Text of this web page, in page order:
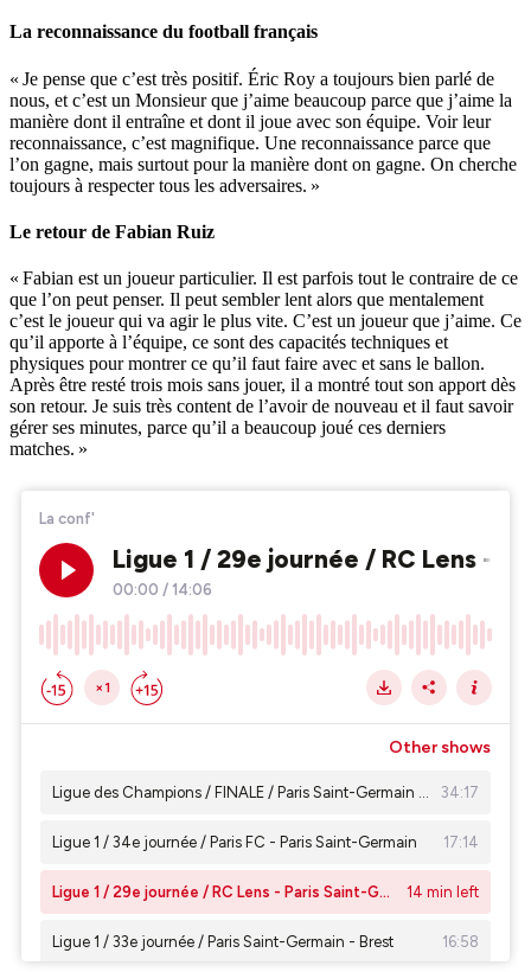
La reconnaissance du football français
« Je pense que c’est très positif. Éric Roy a toujours bien parlé de
nous, et c’est un Monsieur que j’aime beaucoup parce que j’aime la
manière dont il entraîne et dont il joue avec son équipe. Voir leur
reconnaissance, c’est magnifique. Une reconnaissance parce que
l’on gagne, mais surtout pour la manière dont on gagne. On cherche
toujours à respecter tous les adversaires. »
Le retour de Fabian Ruiz
« Fabian est un joueur particulier. Il est parfois tout le contraire de ce
que l’on peut penser. Il peut sembler lent alors que mentalement
c’est le joueur qui va agir le plus vite. C’est un joueur que j’aime. Ce
qu’il apporte à l’équipe, ce sont des capacités techniques et
physiques pour montrer ce qu’il faut faire avec et sans le ballon.
Après être resté trois mois sans jouer, il a montré tout son apport dès
son retour. Je suis très content de l’avoir de nouveau et il faut savoir
gérer ses minutes, parce qu’il a beaucoup joué ces derniers
matches. »